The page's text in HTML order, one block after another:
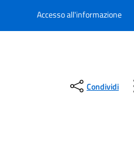
Accesso all'informazione
Condividi